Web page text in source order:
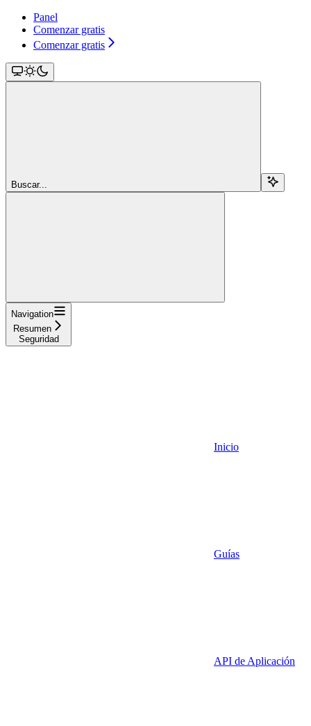
Panel
Comenzar gratis
Comenzar gratis
Buscar...
Navigation
Resumen
Seguridad
Inicio
Guías
API de Aplicación